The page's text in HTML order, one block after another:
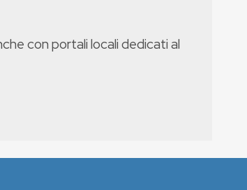
con portali locali dedicati al